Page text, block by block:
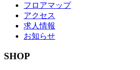
フロアマップ
アクセス
求人情報
お知らせ
SHOP